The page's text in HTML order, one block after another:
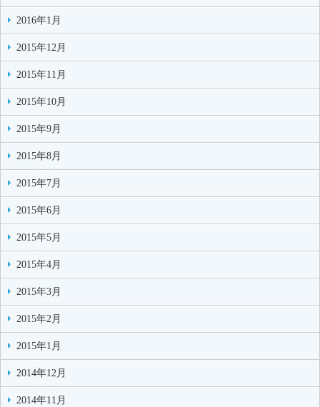
2016年1月
2015年12月
2015年11月
2015年10月
2015年9月
2015年8月
2015年7月
2015年6月
2015年5月
2015年4月
2015年3月
2015年2月
2015年1月
2014年12月
2014年11月